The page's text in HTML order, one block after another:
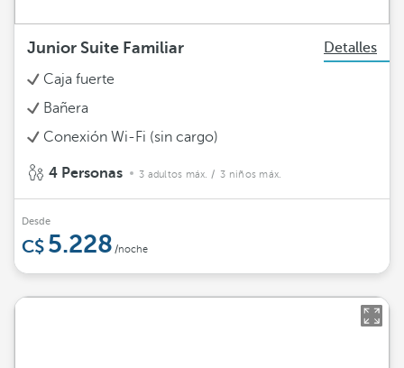
Junior Suite Familiar
Detalles
Caja fuerte
Bañera
Conexión Wi-Fi (sin cargo)
4 Personas 3 adultos máx. / 3 niños máx.
Desde
5.228 /noche